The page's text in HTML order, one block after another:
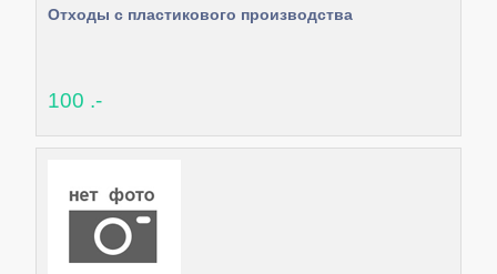
Отходы с пластикового производства
100 .-